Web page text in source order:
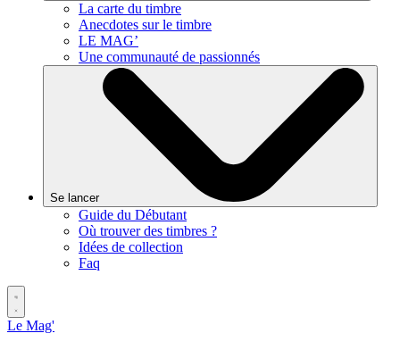
La carte du timbre
Anecdotes sur le timbre
LE MAG’
Une communauté de passionnés
Se lancer
Guide du Débutant
Où trouver des timbres ?
Idées de collection
Faq
Le Mag'